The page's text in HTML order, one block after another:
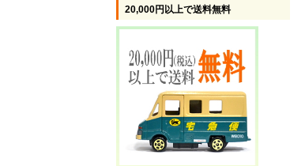
20,000円以上で送料無料